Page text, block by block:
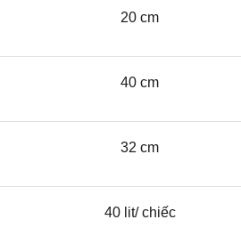
20 cm
40 cm
32 cm
40 lit/ chiếc